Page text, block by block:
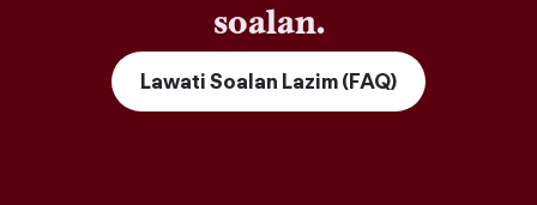
soalan.
Lawati Soalan Lazim (FAQ)